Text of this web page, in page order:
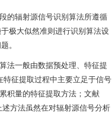
的辐射源信号识别算法所遵循
极大似然准则进行识别算法设
。
法一般由数据预处理、特征提
征提取过程中主要立足于信号
积量的特征提取方法；文献
方法虽然在对辐射源信号分析